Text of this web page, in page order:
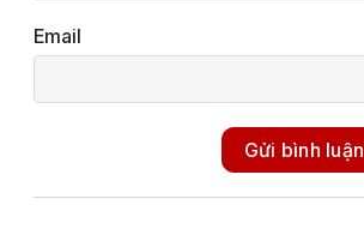
Email
Gửi bình luận